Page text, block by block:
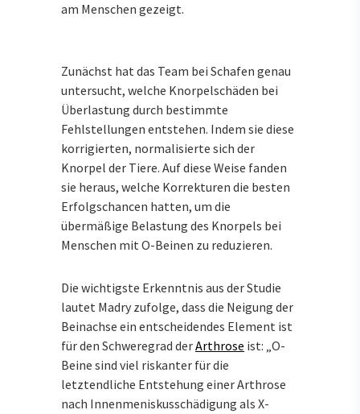
am Menschen gezeigt.
Zunächst hat das Team bei Schafen genau
untersucht, welche Knorpelschäden bei
Überlastung durch bestimmte
Fehlstellungen entstehen. Indem sie diese
korrigierten, normalisierte sich der
Knorpel der Tiere. Auf diese Weise fanden
sie heraus, welche Korrekturen die besten
Erfolgschancen hatten, um die
übermäßige Belastung des Knorpels bei
Menschen mit O-Beinen zu reduzieren.
Die wichtigste Erkenntnis aus der Studie
lautet Madry zufolge, dass die Neigung der
Beinachse ein entscheidendes Element ist
für den Schweregrad derArthrose ist: „O-
Beine sind viel riskanter für die
letztendliche Entstehung einer Arthrose
nach Innenmeniskusschädigung als X-